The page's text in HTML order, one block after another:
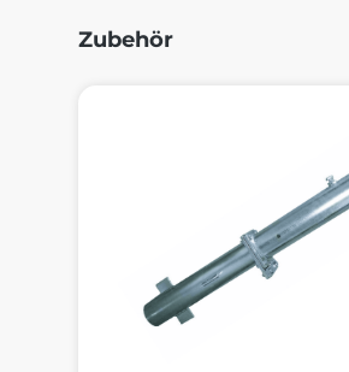
Produktgalerie überspringen
Zubehör